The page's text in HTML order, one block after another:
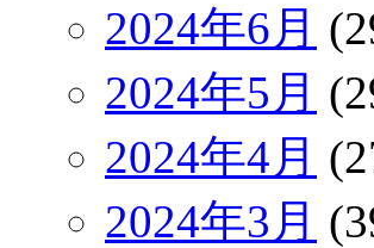
2024年6月
2024年5月
2024年4月
2024年3月